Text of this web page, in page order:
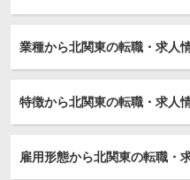
業種から北関東の転職・求人
特徴から北関東の転職・求人
雇用形態から北関東の転職・